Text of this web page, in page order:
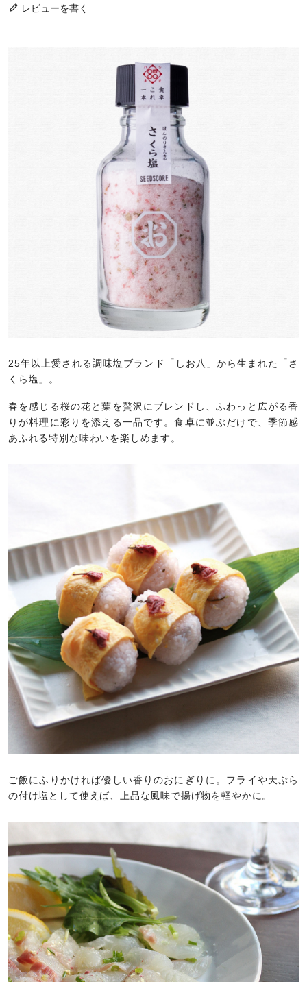
レビューを書く
25年以上愛される調味塩ブランド「しお八」から生まれた「さ
くら塩」。
春を感じる桜の花と葉を贅沢にブレンドし、ふわっと広がる香
りが料理に彩りを添える一品です。食卓に並ぶだけで、季節感
あふれる特別な味わいを楽しめます。
ご飯にふりかければ優しい香りのおにぎりに。フライや天ぷら
の付け塩として使えば、上品な風味で揚げ物を軽やかに。